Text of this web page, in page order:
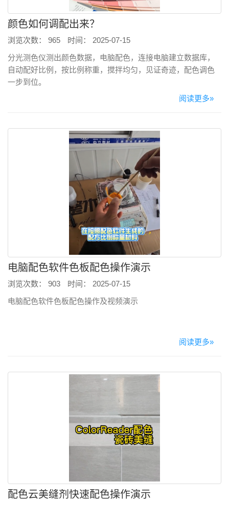
颜色如何调配出来？
浏览次数： 965
时间： 2025-07-15
分光测色仪测出颜色数据，电脑配色，连接电脑建立数据库，
自动配好比例，按比例称重，搅拌均匀，见证奇迹，配色调色
一步到位。
阅读更多»
电脑配色软件色板配色操作演示
浏览次数： 903
时间： 2025-07-15
电脑配色软件色板配色操作及视频演示
阅读更多»
配色云美缝剂快速配色操作演示